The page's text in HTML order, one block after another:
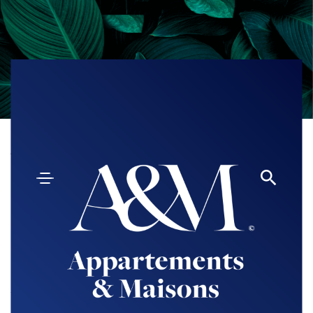
Tous les biens
correspondant à
vos critères